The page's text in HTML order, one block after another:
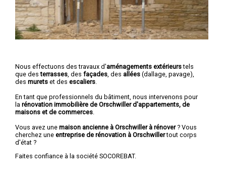
Nous effectuons des travaux d'aménagements extérieurstels
que desterrasses , des façades , des allées (dallage, pavage),
des murets et des escaliers
En tant que professionnels du bâtiment, nous intervenons pour
la rénovation immobilière de Orschwiller d'appartements, de
maisons et de commerces
Vous avez une maison ancienne à Orschwiller à rénover? Vous
cherchez une entreprise de rénovation à Orschwillertout corps
d'état ?
Faites confiance à la société SOCOREBAT.